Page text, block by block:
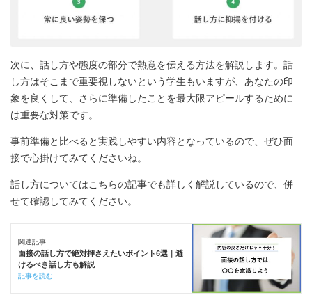
次に、話し方や態度の部分で熱意を伝える方法を解説します。話
し方はそこまで重要視しないという学生もいますが、あなたの印
象を良くして、さらに準備したことを最大限アピールするために
は重要な対策です。
事前準備と比べると実践しやすい内容となっているので、ぜひ面
接で心掛けてみてくださいね。
話し方についてはこちらの記事でも詳しく解説しているので、併
せて確認してみてください。
関連記事
面接の話し方で絶対押さえたいポイント6選｜避
けるべき話し方も解説
記事を読む